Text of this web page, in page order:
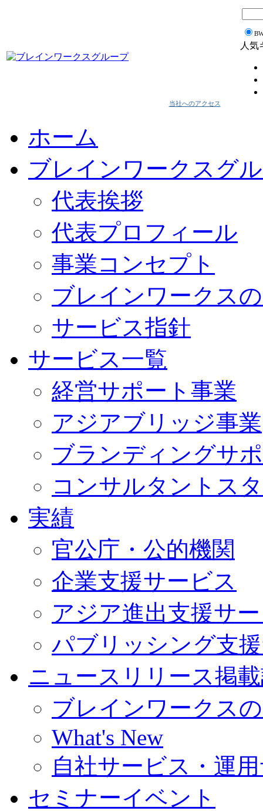
当社へのアクセス
人気
ホーム
ブレインワークスグ
代表挨拶
代表プロフィール
事業コンセプト
ブレインワークス
サービス指針
サービス一覧
経営サポート事業
アジアブリッジ事業
ブランディングサ
コンサルタントス
実績
官公庁・公的機関
企業支援サービス
アジア進出支援サ
パブリッシング支
ニュースリリース掲
ブレインワークス
What's New
自社サービス・運
セミナーイベント